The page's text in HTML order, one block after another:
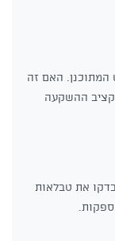
האם זה
ההשקעה
את טבלאות